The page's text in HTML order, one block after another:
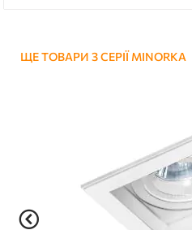
ЩЕ ТОВАРИ З СЕРІЇ MINORKA